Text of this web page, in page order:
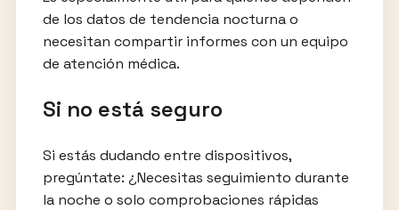
de los datos de tendencia nocturna o
necesitan compartir informes con un equipo
de atención médica.
Si no está seguro
Si estás dudando entre dispositivos,
pregúntate: ¿Necesitas seguimiento durante
la noche o solo comprobaciones rápidas